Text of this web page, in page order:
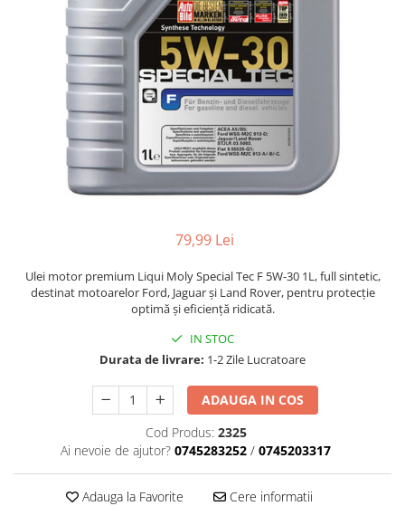
79,99 Lei
Ulei motor premium Liqui Moly Special Tec F 5W-30 1L, full sintetic,
destinat motoarelor Ford, Jaguar și Land Rover, pentru protecție
optimă și eficiență ridicată.
IN STOC
Durata de livrare: 1-2 Zile Lucratoare
ADAUGA IN COS
Cod Produs: 2325
Ai nevoie de ajutor? 0745283252 / 0745203317
Adauga la Favorite Cere informatii